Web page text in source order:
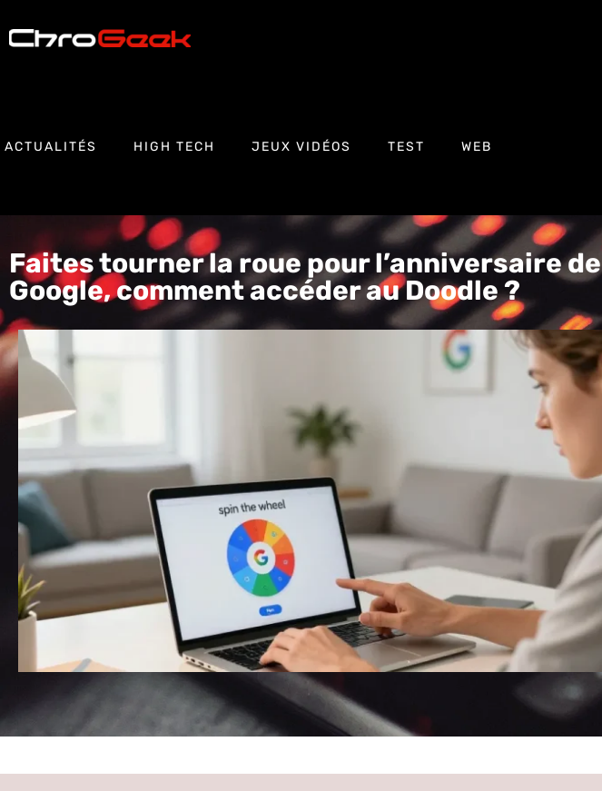
ACTUALITÉS HIGH TECH JEUX VIDÉOS TEST WEB
Faites tourner la roue pour l’anniversaire de
Google, comment accéder au Doodle ?